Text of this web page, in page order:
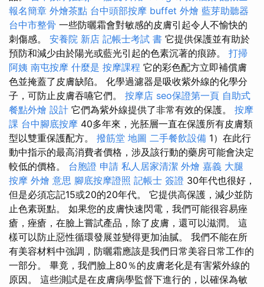
報名簡章 外燴茶點 台中頭部按摩 buffet 外燴 藍芽助聽器
台中市整骨 一些防曬霜會對敏感的皮膚引起令人不愉快的
刺傷感。 安養院 新店 記帳士考試 書 它提供保護並有助於
預防和減少由於陽光或藍光引起的色素沉著的痕跡。 打掃
阿姨 南屯按摩 什麼是 按摩課程 它的彩色配方立即補償膚
色並掩蓋了皮膚缺陷。 化學過濾器是吸收紫外線的化學分
子，可防止皮膚吞嚥它們。 按摩店 seo保證第一頁 自助式
餐點外燴 設計 它們為紫外線提供了非常有效的保護。 按摩
課 台中腳底按摩 40多年來，光胚層一直在保護所有皮膚類
型以雙重保護配方。 撥筋堂 地圖 二手餐飲設備 1）在此行
動中指示的最高消費者價格，涉及該行動的藥房可能會決定
較低的價格。 台胞證 申請 私人居家清潔 外燴 嘉義 大腿
按摩 外燴 意思 腳底按摩證照 記帳士 簽證 30年代也很好，
但是必須忘記15或20的20年代。 它提供高保護，減少並防
止色素斑點。 如果您的皮膚快速閃電，我們可能很容易痤
瘡，痤瘡，在臉上嘗試產品，除了皮膚，還可以滋潤。 這
樣可以防止惡性循環發展並變得更加油膩。 我們不能在所
有美容材料中強調，防曬霜應該是我們日常美容日常工作的
一部分。 畢竟，我們臉上80％的皮膚老化是有害紫外線的
原因。 這些測試是在皮膚病學監督下進行的，以確保為敏